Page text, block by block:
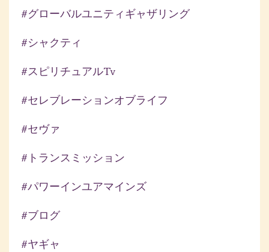
#グローバルユニティギャザリング
#シャクティ
#スピリチュアルtv
#セレブレーションオブライフ
#セヴァ
#トランスミッション
#パワーインユアマインズ
#ブログ
#ヤギャ